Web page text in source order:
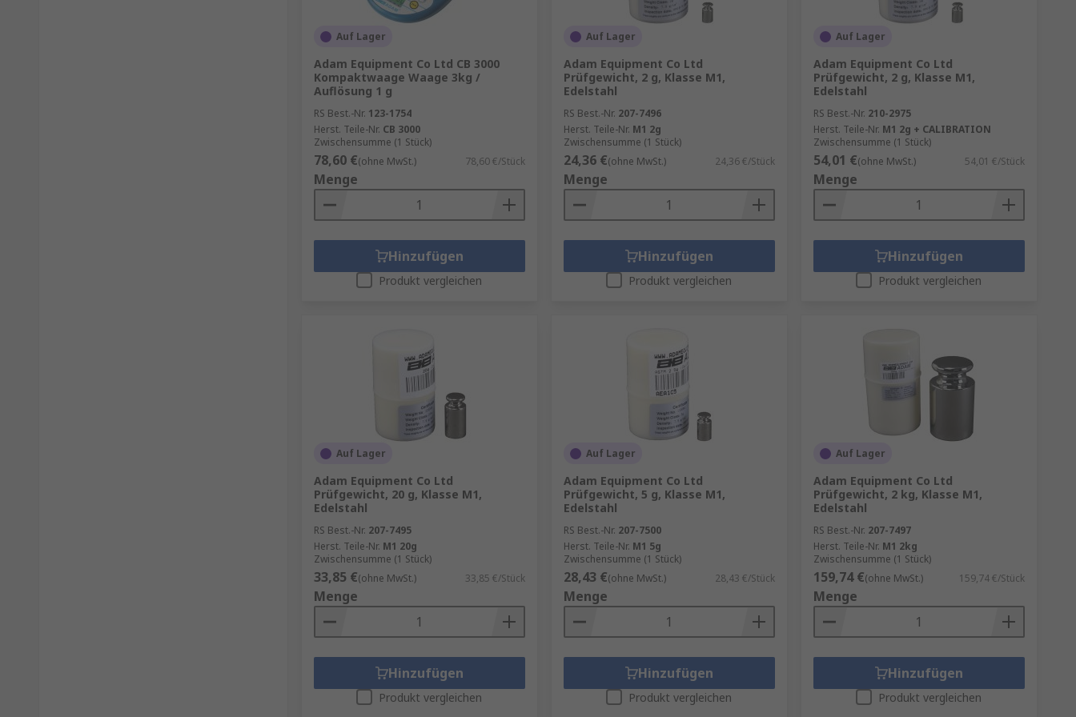
Auf Lager
Adam Equipment Co Ltd CB 3000
Kompaktwaage Waage 3kg /
Auflösung 1 g
RS Best.-Nr. 123-1754
Herst. Teile-Nr. CB 3000
Zwischensumme (1 Stück)
78,60 €(ohne MwSt.) 78,60 €/Stück
Menge
Hinzufügen
Produkt vergleichen
Auf Lager
Adam Equipment Co Ltd
Prüfgewicht, 2 g, Klasse M1,
Edelstahl
RS Best.-Nr. 207-7496
Herst. Teile-Nr. M1 2g
Zwischensumme (1 Stück)
24,36 €(ohne MwSt.) 24,36 €/Stück
Menge
Hinzufügen
Produkt vergleichen
Auf Lager
Adam Equipment Co Ltd
Prüfgewicht, 2 g, Klasse M1,
Edelstahl
RS Best.-Nr. 210-2975
Herst. Teile-Nr. M1 2g + CALIBRATION
Zwischensumme (1 Stück)
54,01 €(ohne MwSt.) 54,01 €/Stück
Menge
Hinzufügen
Produkt vergleichen
Auf Lager
Adam Equipment Co Ltd
Prüfgewicht, 20 g, Klasse M1,
Edelstahl
RS Best.-Nr. 207-7495
Herst. Teile-Nr. M1 20g
Zwischensumme (1 Stück)
33,85 €(ohne MwSt.) 33,85 €/Stück
Menge
Hinzufügen
Produkt vergleichen
Auf Lager
Adam Equipment Co Ltd
Prüfgewicht, 5 g, Klasse M1,
Edelstahl
RS Best.-Nr. 207-7500
Herst. Teile-Nr. M1 5g
Zwischensumme (1 Stück)
28,43 €(ohne MwSt.) 28,43 €/Stück
Menge
Hinzufügen
Produkt vergleichen
Auf Lager
Adam Equipment Co Ltd
Prüfgewicht, 2 kg, Klasse M1,
Edelstahl
RS Best.-Nr. 207-7497
Herst. Teile-Nr. M1 2kg
Zwischensumme (1 Stück)
159,74 €(ohne MwSt.) 159,74 €/Stück
Menge
Hinzufügen
Produkt vergleichen